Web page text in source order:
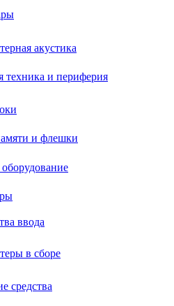
акустика
техника и периферия
и флешки
ввода
в сборе
средства